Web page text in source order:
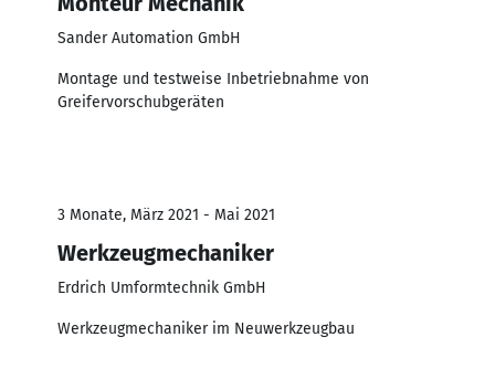
Sander Automation GmbH
Montage und testweise Inbetriebnahme von
Greifervorschubgeräten
3 Monate, März 2021 - Mai 2021
Werkzeugmechaniker
Erdrich Umformtechnik GmbH
Werkzeugmechaniker im Neuwerkzeugbau